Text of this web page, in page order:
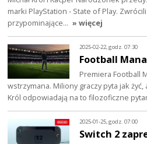
marki PlayStation - State of Play.
przypominające… » więcej
2025-02-22, godz. 07:30
Football
Premiera Football
wstrzymana. Miliony graczy pyta jak
Król odpowiadają na to filozoficzne
2025-01-25, godz. 07:00
Switch 2